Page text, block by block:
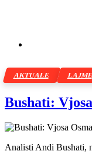
AKTUALE LAJME
Bushati:
Analisti Andi Bushati,